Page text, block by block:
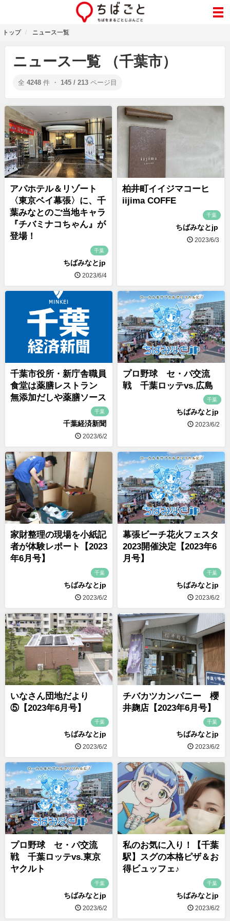
トップ ニュース一覧
ニュース一覧 （千葉市）
全 4248 件 ・ 145 / 213 ページ目
アパホテル＆リゾート
〈東京ベイ幕張〉に、千
葉みなとのご当地キャラ
『チバミナコちゃん』が
登場！
千葉
ちばみなとjp
2023/6/4
柏井町イイジマコーヒ
iijima COFFE
千葉
ちばみなとjp
2023/6/3
千葉市役所・新庁舎職員
食堂は薬膳レストラン
無添加だしや薬膳ソース
千葉
千葉経済新聞
2023/6/2
プロ野球 セ・パ交流
戦 千葉ロッテvs.広島
千葉
ちばみなとjp
2023/6/2
家財整理の現場を小紙記
者が体験レポート【2023
年6月号】
千葉
ちばみなとjp
2023/6/2
幕張ビーチ花火フェスタ
2023開催決定【2023年6
月号】
千葉
ちばみなとjp
2023/6/2
いなさん団地だより
⑤【2023年6月号】
千葉
ちばみなとjp
2023/6/2
チバカツカンパニー 櫻
井麹店【2023年6月号】
千葉
ちばみなとjp
2023/6/2
プロ野球 セ・パ交流
戦 千葉ロッテvs.東京
ヤクルト
千葉
ちばみなとjp
2023/6/2
私のお気に入り！【千葉
駅】スグの本格ピザ＆お
得ビュッフェ♪
千葉
ちばみなとjp
2023/6/2